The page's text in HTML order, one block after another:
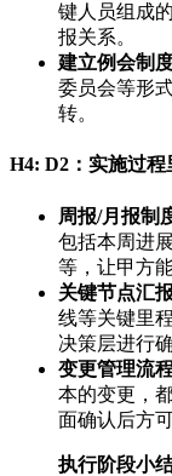
键人员组成
报关系。
建立例会制
委员会等形
转。
H4: D2：实施过
周报/月报制
包括本周进
等，让甲方
关键节点汇
线等关键里
决策层进行
变更管理流程
本的变更，
面确认后方
执行阶段小结